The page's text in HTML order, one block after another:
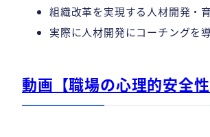
組織改革を実現する人材開発・
実際に人材開発にコーチングを
動画【職場の心理的安全